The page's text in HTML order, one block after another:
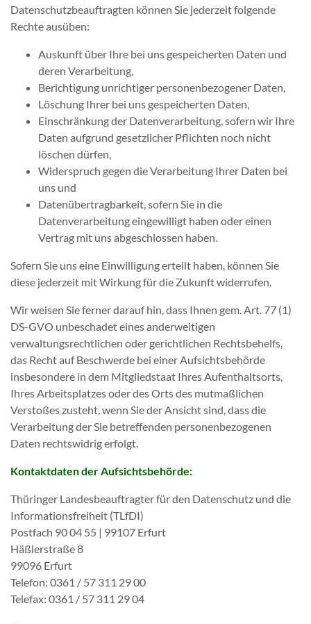
Datenschutzbeauftragten können Sie jederzeit folgende
Rechte ausüben:
Auskunft über Ihre bei uns gespeicherten Daten und
deren Verarbeitung,
Berichtigung unrichtiger personenbezogener Daten,
Löschung Ihrer bei uns gespeicherten Daten,
Einschränkung der Datenverarbeitung, sofern wir Ihre
Daten aufgrund gesetzlicher Pflichten noch nicht
löschen dürfen,
Widerspruch gegen die Verarbeitung Ihrer Daten bei
uns und
Datenübertragbarkeit, sofern Sie in die
Datenverarbeitung eingewilligt haben oder einen
Vertrag mit uns abgeschlossen haben.
Sofern Sie uns eine Einwilligung erteilt haben, können Sie
diese jederzeit mit Wirkung für die Zukunft widerrufen.
Wir weisen Sie ferner darauf hin, dass Ihnen gem. Art. 77 (1)
DS-GVO unbeschadet eines anderweitigen
verwaltungsrechtlichen oder gerichtlichen Rechtsbehelfs,
das Recht auf Beschwerde bei einer Aufsichtsbehörde
insbesondere in dem Mitgliedstaat Ihres Aufenthaltsorts,
Ihres Arbeitsplatzes oder des Orts des mutmaßlichen
Verstoßes zusteht, wenn Sie der Ansicht sind, dass die
Verarbeitung der Sie betreffenden personenbezogenen
Daten rechtswidrig erfolgt.
Kontaktdaten der Aufsichtsbehörde:
Thüringer Landesbeauftragter für den Datenschutz und die
Informationsfreiheit (TLfDI)
Postfach 90 04 55 | 99107 Erfurt
Häßlerstraße 8
99096 Erfurt
Telefon: 0361 / 57 311 29 00
Telefax: 0361 / 57 311 29 04